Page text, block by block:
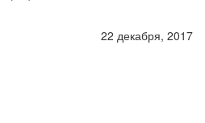
22 декабря, 2017